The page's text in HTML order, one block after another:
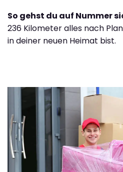
So gehst du auf Nummer
236 Kilometer alles nach
in deiner neuen Heimat bist.